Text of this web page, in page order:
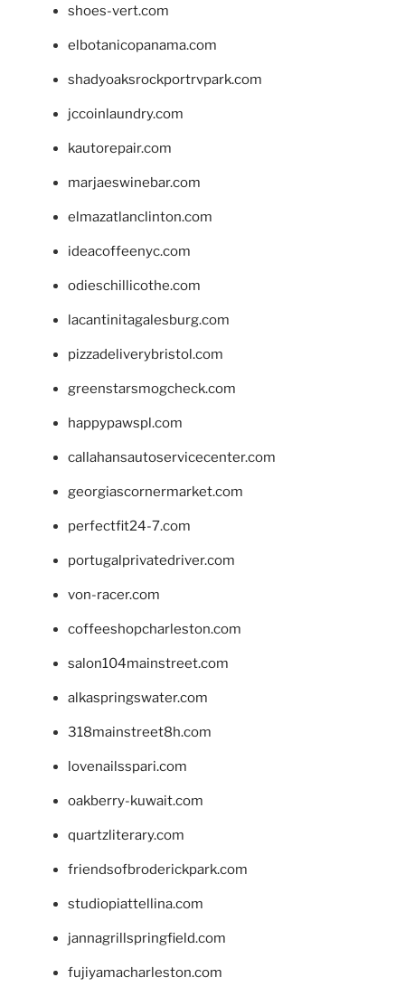
shoes-vert.com
elbotanicopanama.com
shadyoaksrockportrvpark.com
jccoinlaundry.com
kautorepair.com
marjaeswinebar.com
elmazatlanclinton.com
ideacoffeenyc.com
odieschillicothe.com
lacantinitagalesburg.com
pizzadeliverybristol.com
greenstarsmogcheck.com
happypawspl.com
callahansautoservicecenter.com
georgiascornermarket.com
perfectfit24-7.com
portugalprivatedriver.com
von-racer.com
coffeeshopcharleston.com
salon104mainstreet.com
alkaspringswater.com
318mainstreet8h.com
lovenailsspari.com
oakberry-kuwait.com
quartzliterary.com
friendsofbroderickpark.com
studiopiattellina.com
jannagrillspringfield.com
fujiyamacharleston.com